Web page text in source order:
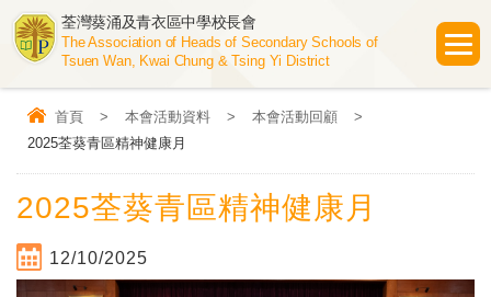
荃灣葵涌及青衣區中學校長會
The Association of Heads of Secondary Schools of
Tsuen Wan, Kwai Chung & Tsing Yi District
首頁 > 本會活動資料 > 本會活動回顧
>
2025荃葵青區精神健康月
2025荃葵青區精神健康月
12/10/2025